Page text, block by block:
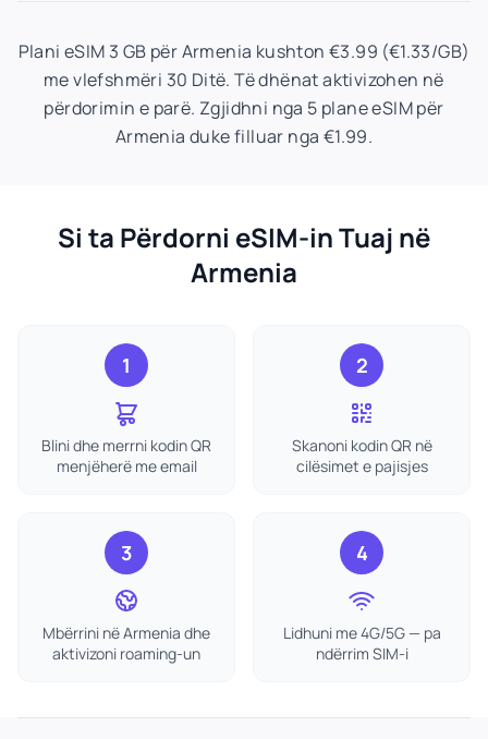
Plani eSIM 3 GB për Armenia kushton €3.99 (€1.33/GB)
me vlefshmëri 30 Ditë. Të dhënat aktivizohen në
përdorimin e parë. Zgjidhni nga 5 plane eSIM për
Armenia duke filluar nga €1.99.
Si ta Përdorni eSIM-in Tuaj në
Armenia
1
Blini dhe merrni kodin QR
menjëherë me email
2
Skanoni kodin QR në
cilësimet e pajisjes
3
Mbërrini në Armenia dhe
aktivizoni roaming-un
4
Lidhuni me 4G/5G — pa
ndërrim SIM-i